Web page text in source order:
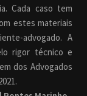
Cada caso tem
estes materiais
advogado. A
rigor técnico e
dos Advogados